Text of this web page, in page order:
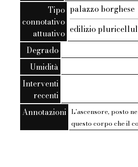
Tipo
connotativo
attuativo
palazzo borghese
edilizio
Degrado
Umidità
Interventi
recenti
Annotazioni L'ascensore, posto
questo corpo che il